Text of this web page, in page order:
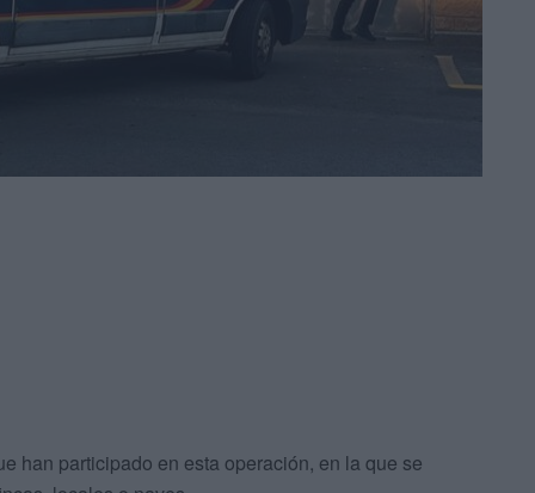
han participado en esta operación, en la que se